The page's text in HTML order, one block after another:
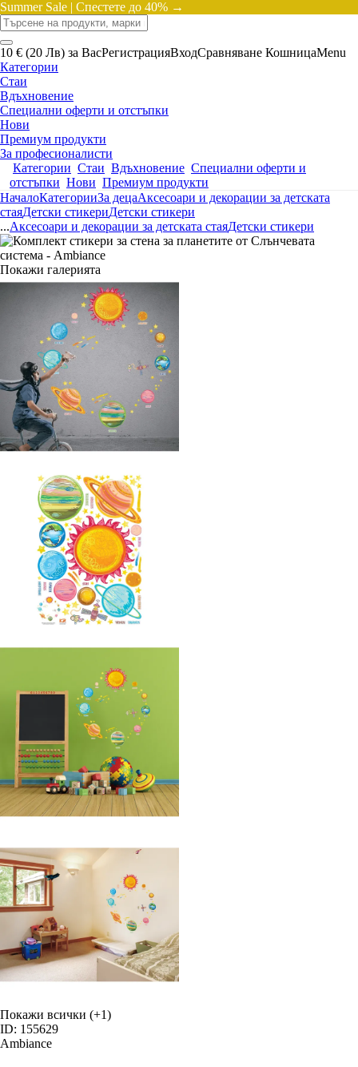
Summer Sale | Спестете до 40% →
10 € (20 Лв) за ВасРегистрацияВходСравняване КошницаMenu
Категории
Стаи
Вдъхновение
Специални оферти и отстъпки
Нови
Премиум продукти
За професионалисти
Категории Стаи Вдъхновение Специални оферти и
отстъпки Нови Премиум продукти
НачалоКатегорииЗа децаАксесоари и декорации за детската
стаяДетски стикериДетски стикери
...Аксесоари и декорации за детската стаяДетски стикери
Покажи галерията
Покажи всички (+1)
ID: 155629
Ambiance